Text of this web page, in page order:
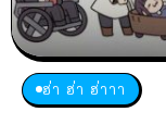
ฮ่า ฮ่า ฮ่าาา